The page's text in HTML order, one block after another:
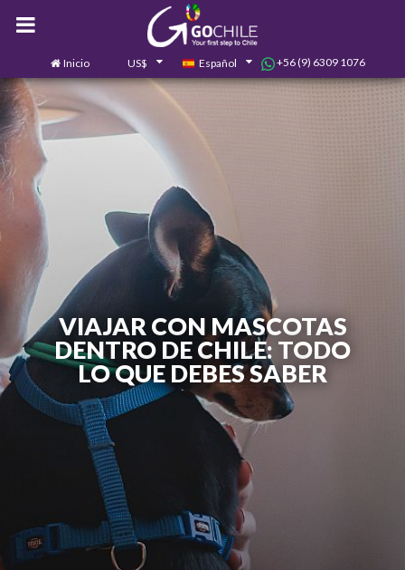
Inicio US$ Español +56 (9) 6309 1076
Contáctanos
VIAJAR CON MASCOTAS
DENTRO DE CHILE: TODO
LO QUE DEBES SABER